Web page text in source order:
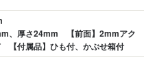
、厚さ24mm 【前面】2mmアク
付属品】ひも付、かぶせ箱付